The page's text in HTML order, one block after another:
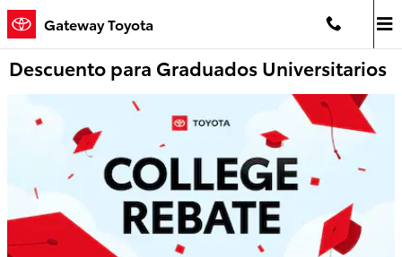
Saltar al contenido principal
Gateway Toyota
Descuento para Graduados Universitarios